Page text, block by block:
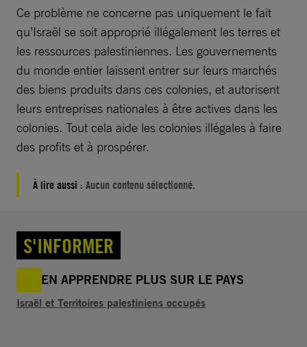
Ce problème ne concerne pas uniquement le fait
qu’Israël se soit approprié illégalement les terres et
les ressources palestiniennes. Les gouvernements
du monde entier laissent entrer sur leurs marchés
des biens produits dans ces colonies, et autorisent
leurs entreprises nationales à être actives dans les
colonies. Tout cela aide les colonies illégales à faire
des profits et à prospérer.
À lire aussi : Aucun contenu sélectionné.
S'INFORMER
EN APPRENDRE PLUS SUR LE PAYS
Israël et Territoires palestiniens occupés